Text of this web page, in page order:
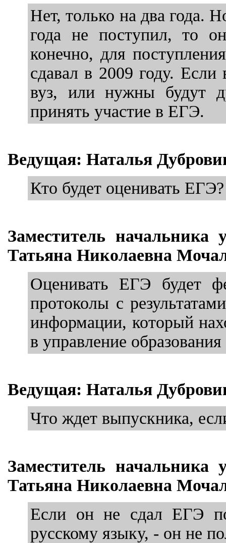
Нет, только на два года.
года не поступил, то
конечно, для
сдавал в 2009 году.
вуз, или нужны будут
принять участие в ЕГЭ.
Ведущая: Наталья
Кто будет оценивать ЕГЭ?
Заместитель начальника
Татьяна Николаевна
Оценивать ЕГЭ будет
протоколы с
информации, который
в управление
Ведущая: Наталья
Что ждет выпускника,
Заместитель начальника
Татьяна Николаевна
Если он не сдал ЕГЭ
русскому языку, - он не